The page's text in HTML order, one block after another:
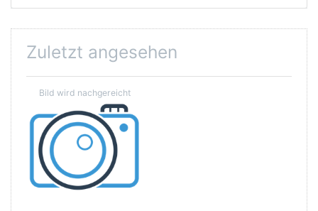
Zuletzt angesehen